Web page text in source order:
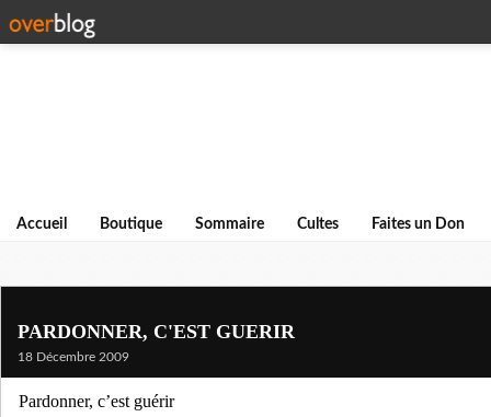
Accueil Boutique Sommaire Cultes Faites un Don
PARDONNER, C'EST GUERIR
18 Décembre 2009
Pardonner, c’est guérir